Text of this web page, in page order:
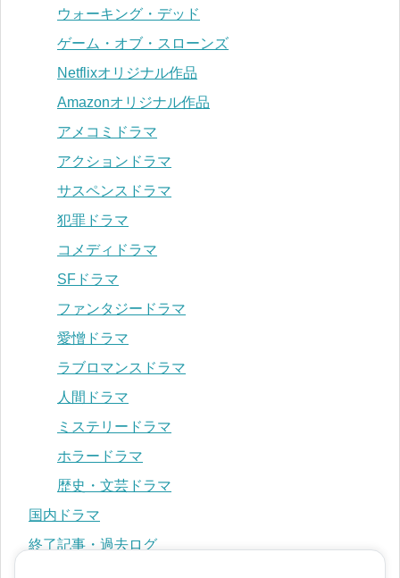
ウォーキング・デッド
ゲーム・オブ・スローンズ
Netflixオリジナル作品
Amazonオリジナル作品
アメコミドラマ
アクションドラマ
サスペンスドラマ
犯罪ドラマ
コメディドラマ
SFドラマ
ファンタジードラマ
愛憎ドラマ
ラブロマンスドラマ
人間ドラマ
ミステリードラマ
ホラードラマ
歴史・文芸ドラマ
国内ドラマ
終了記事・過去ログ